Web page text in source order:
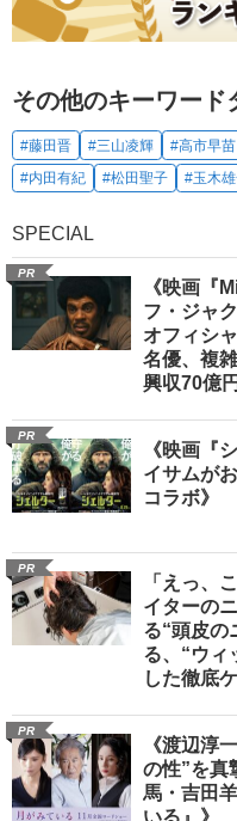
その他のキーワード
#藤田晋 #三山凌輝 #高市早苗
#内田有紀
#松田聖子 #玉木
SPECIAL
PR
《映画『
フ・ジャ
オフィシ
名優、複
興収70億
PR
《映画『
イサムが
コラボ》
PR
「えっ、
イターの
る“頭皮の
る、“ウィ
した徹底
PR
《渡辺淳
の性”を真
馬・吉田
いる』》